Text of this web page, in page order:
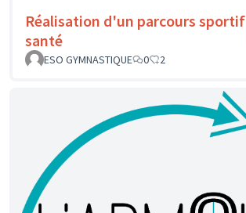
Réalisation d'un parcours sportif
santé
ESO GYMNASTIQUE
0 2